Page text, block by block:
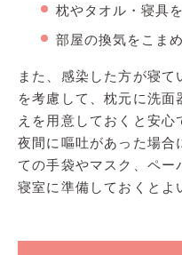
枕やタオル・寝具
部屋の換気をこま
また、感染した方が寝
を考慮して、枕元に洗
えを用意しておくと安心
夜間に嘔吐があった場
ての手袋やマスク、ペー
寝室に準備しておくとよ